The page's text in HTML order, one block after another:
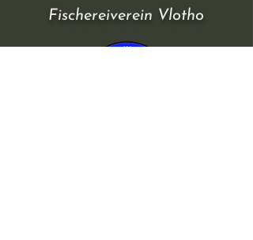
Fischereiverein Vlotho